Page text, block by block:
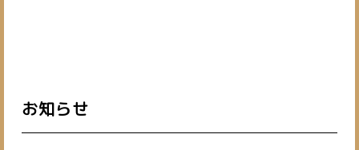
お知らせ